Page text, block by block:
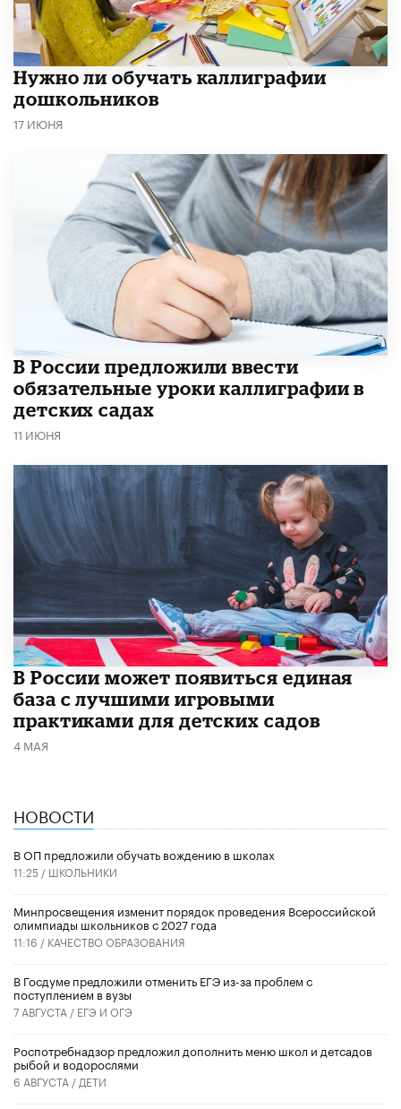
Нужно ли обучать каллиграфии
дошкольников
17 ИЮНЯ
В России предложили ввести
обязательные уроки каллиграфии в
детских садах
11 ИЮНЯ
В России может появиться единая
база с лучшими игровыми
практиками для детских садов
4 МАЯ
НОВОСТИ
В ОП предложили обучать вождению в школах
11:25 / ШКОЛЬНИКИ
Минпросвещения изменит порядок проведения Всероссийской
олимпиады школьников с 2027 года
11:16 / КАЧЕСТВО ОБРАЗОВАНИЯ
В Госдуме предложили отменить ЕГЭ из-за проблем с
поступлением в вузы
7 АВГУСТА / ЕГЭ И ОГЭ
Роспотребнадзор предложил дополнить меню школ и детсадов
рыбой и водорослями
6 АВГУСТА / ДЕТИ